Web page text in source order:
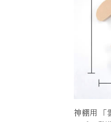
神棚用 「